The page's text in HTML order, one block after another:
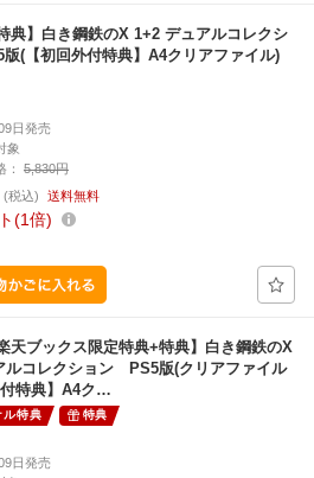
特典】白き鋼鉄のX 1+2 デュアルコレクシ
(【初回外付特典】A4クリアファイル)
日発売
象
：
5,830円
(税込) 送料無料
1倍
楽天ブックス限定特典+特典】白き鋼鉄のX
ルコレクション PS5版(クリアファイル
特典】A4ク…
ル特典 特典
日発売